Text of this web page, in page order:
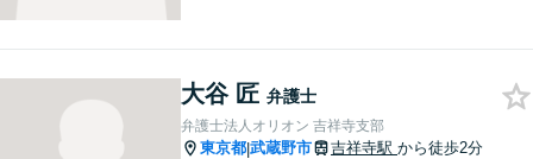
にご相談ください！皆様に寄
り添い、納得の解決を目指し
ます。
大谷 匠 弁護士
弁護士法人オリオン 吉祥寺支部
東京都|武蔵野市 吉祥寺駅 から徒歩2分